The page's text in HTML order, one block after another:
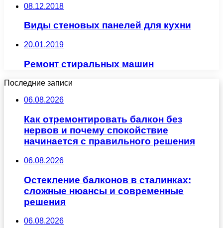
08.12.2018
Виды стеновых панелей для кухни
20.01.2019
Ремонт стиральных машин
Последние записи
06.08.2026
Как отремонтировать балкон без
нервов и почему спокойствие
начинается с правильного решения
06.08.2026
Остекление балконов в сталинках:
сложные нюансы и современные
решения
06.08.2026